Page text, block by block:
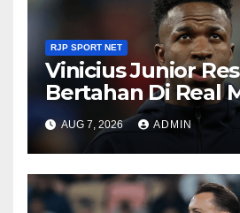
RJP SPORT NET
Vinicius Junior
Bertahan Di Real
Sampai 2032
AUG 7, 2026 ADMIN